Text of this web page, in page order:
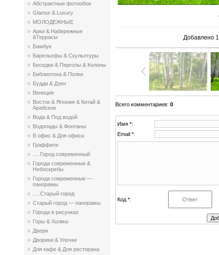
Абстрактные фотообои
Glamur & Luxury
МОЛОДЕЖНЫЕ
Арки & Набережные
&Террасы
Бамбук
Барельефы & Скульптуры
Беседки & Перголы & Колоны
Библиотека & Полки
Будда & Дзен
Венеция
Восток & Япония & Китай &
Арабское
Вода & Под водой
Водопады & Фонтаны
В офис & Для офиса
Граффити
.....Город современный
Города современные &
Небоскребы
Города современные —
панорамы
.....Старый город
Старый город — панорамы
Города в рисунках
Горы & Холмы
Двери
Дворики & Улочки
Для кафе & Для ресторана
Добавлено
Всего комментариев: 0
Имя *:
Email *:
Код *: